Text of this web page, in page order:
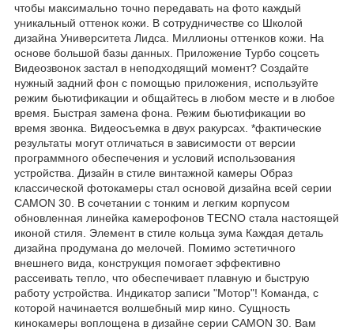
чтобы максимально точно передавать на фото каждый
уникальный оттенок кожи. В сотрудничестве со Школой
дизайна Университета Лидса. Миллионы оттенков кожи. На
основе большой базы данных. Приложение Турбо соцсеть
Видеозвонок застал в неподходящий момент? Создайте
нужный задний фон с помощью приложения, используйте
режим бьютификации и общайтесь в любом месте и в любое
время. Быстрая замена фона. Режим бьютификации во
время звонка. Видеосъемка в двух ракурсах. *фактические
результаты могут отличаться в зависимости от версии
программного обеспечения и условий использования
устройства. Дизайн в стиле винтажной камеры Образ
классической фотокамеры стал основой дизайна всей серии
CAMON 30. В сочетании с тонким и легким корпусом
обновленная линейка камерофонов TECNO стала настоящей
иконой стиля. Элемент в стиле кольца зума Каждая деталь
дизайна продумана до мелочей. Помимо эстетичного
внешнего вида, конструкция помогает эффективно
рассеивать тепло, что обеспечивает плавную и быструю
работу устройства. Индикатор записи "Мотор"! Команда, с
которой начинается волшебный мир кино. Сущность
кинокамеры воплощена в дизайне серии CAMON 30. Вам